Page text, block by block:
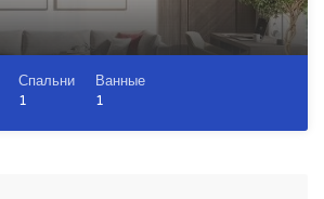
Спальни
1
Ванные
1